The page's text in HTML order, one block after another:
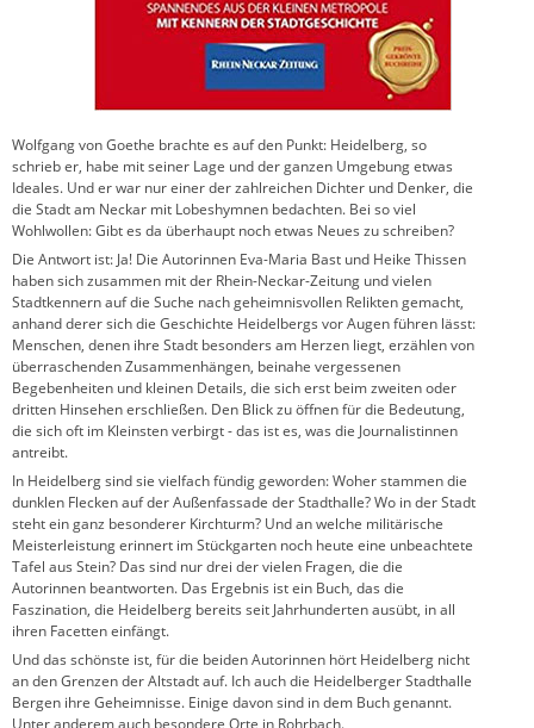
Wolfgang von Goethe brachte es auf den Punkt: Heidelberg, so
schrieb er, habe mit seiner Lage und der ganzen Umgebung etwas
Ideales. Und er war nur einer der zahlreichen Dichter und Denker, die
die Stadt am Neckar mit Lobeshymnen bedachten. Bei so viel
Wohlwollen: Gibt es da überhaupt noch etwas Neues zu schreiben?
Die Antwort ist: Ja! Die Autorinnen Eva-Maria Bast und Heike Thissen
haben sich zusammen mit der Rhein-Neckar-Zeitung und vielen
Stadtkennern auf die Suche nach geheimnisvollen Relikten gemacht,
anhand derer sich die Geschichte Heidelbergs vor Augen führen lässt:
Menschen, denen ihre Stadt besonders am Herzen liegt, erzählen von
überraschenden Zusammenhängen, beinahe vergessenen
Begebenheiten und kleinen Details, die sich erst beim zweiten oder
dritten Hinsehen erschließen. Den Blick zu öffnen für die Bedeutung,
die sich oft im Kleinsten verbirgt - das ist es, was die Journalistinnen
antreibt.
In Heidelberg sind sie vielfach fündig geworden: Woher stammen die
dunklen Flecken auf der Außenfassade der Stadthalle? Wo in der Stadt
steht ein ganz besonderer Kirchturm? Und an welche militärische
Meisterleistung erinnert im Stückgarten noch heute eine unbeachtete
Tafel aus Stein? Das sind nur drei der vielen Fragen, die die
Autorinnen beantworten. Das Ergebnis ist ein Buch, das die
Faszination, die Heidelberg bereits seit Jahrhunderten ausübt, in all
ihren Facetten einfängt.
Und das schönste ist, für die beiden Autorinnen hört Heidelberg nicht
an den Grenzen der Altstadt auf. Ich auch die Heidelberger Stadthalle
Bergen ihre Geheimnisse. Einige davon sind in dem Buch genannt.